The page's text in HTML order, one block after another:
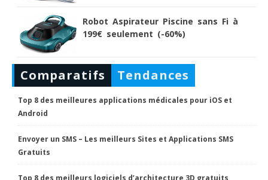
Robot Aspirateur Piscine sans Fi à
199€ seulement (-60%)
Comparatifs Tendances
Top 8 des meilleures applications médicales pour iOS et
Android
Envoyer un SMS – Les meilleurs Sites et Applications SMS
Gratuits